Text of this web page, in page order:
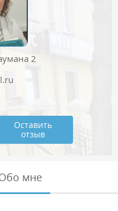
2
Оставить
отзыв
мне